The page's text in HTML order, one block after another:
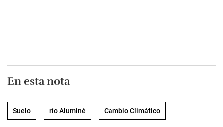
En esta nota
Suelo río Aluminé Cambio Climático